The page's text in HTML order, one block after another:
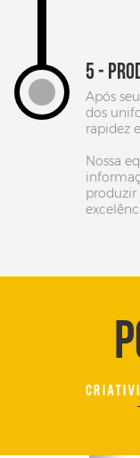
5 -
Após
dos
rapidez
Nossa